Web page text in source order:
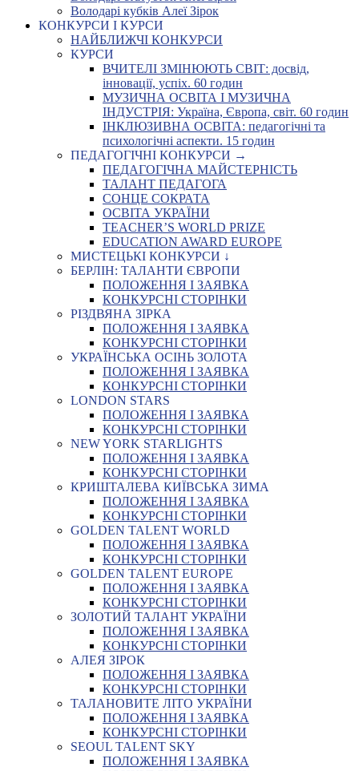
Володарі кубків Алеї Зірок
КОНКУРСИ І КУРСИ
НАЙБЛИЖЧІ КОНКУРСИ
КУРСИ
ВЧИТЕЛІ ЗМІНЮЮТЬ СВІТ: досвід,
інновації, успіх. 60 годин
МУЗИЧНА ОСВІТА І МУЗИЧНА
ІНДУСТРІЯ: Україна, Європа, світ. 60 годин
ІНКЛЮЗИВНА ОСВІТА: педагогічні та
психологічні аспекти. 15 годин
ПЕДАГОГІЧНІ КОНКУРСИ →
ПЕДАГОГІЧНА МАЙСТЕРНІСТЬ
ТАЛАНТ ПЕДАГОГА
СОНЦЕ СОКРАТА
ОСВІТА УКРАЇНИ
TEACHER’S WORLD PRIZE
EDUCATION AWARD EUROPE
МИСТЕЦЬКІ КОНКУРСИ ↓
БЕРЛІН: ТАЛАНТИ ЄВРОПИ
ПОЛОЖЕННЯ І ЗАЯВКА
КОНКУРСНІ СТОРІНКИ
РІЗДВЯНА ЗІРКА
ПОЛОЖЕННЯ І ЗАЯВКА
КОНКУРСНІ СТОРІНКИ
УКРАЇНСЬКА ОСІНЬ ЗОЛОТА
ПОЛОЖЕННЯ І ЗАЯВКА
КОНКУРСНІ СТОРІНКИ
LONDON STARS
ПОЛОЖЕННЯ І ЗАЯВКА
КОНКУРСНІ СТОРІНКИ
NEW YORK STARLIGHTS
ПОЛОЖЕННЯ І ЗАЯВКА
КОНКУРСНІ СТОРІНКИ
КРИШТАЛЕВА КИЇВСЬКА ЗИМА
ПОЛОЖЕННЯ І ЗАЯВКА
КОНКУРСНІ СТОРІНКИ
GOLDEN TALENT WORLD
ПОЛОЖЕННЯ І ЗАЯВКА
КОНКУРСНІ СТОРІНКИ
GOLDEN TALENT EUROPE
ПОЛОЖЕННЯ І ЗАЯВКА
КОНКУРСНІ СТОРІНКИ
ЗОЛОТИЙ ТАЛАНТ УКРАЇНИ
ПОЛОЖЕННЯ І ЗАЯВКА
КОНКУРСНІ СТОРІНКИ
АЛЕЯ ЗІРОК
ПОЛОЖЕННЯ І ЗАЯВКА
КОНКУРСНІ СТОРІНКИ
ТАЛАНОВИТЕ ЛІТО УКРАЇНИ
ПОЛОЖЕННЯ І ЗАЯВКА
КОНКУРСНІ СТОРІНКИ
SEOUL TALENT SKY
ПОЛОЖЕННЯ І ЗАЯВКА